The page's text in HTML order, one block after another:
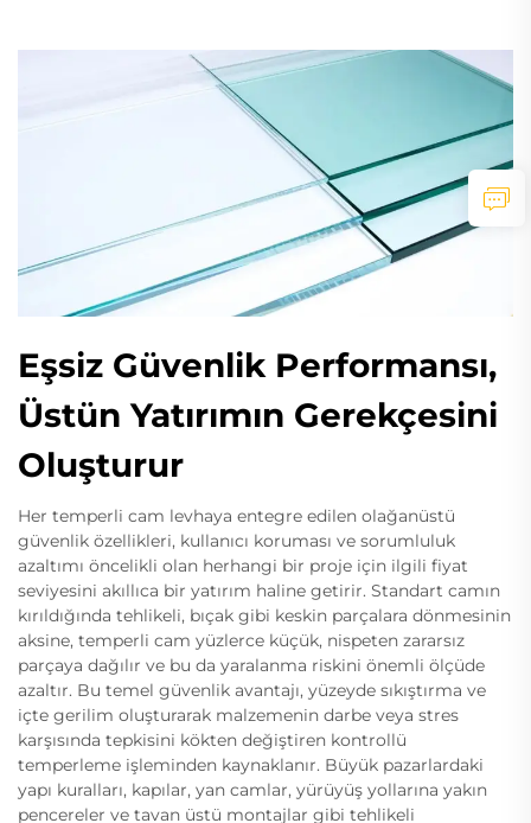
Eşsiz Güvenlik Performansı,
Üstün Yatırımın Gerekçesini
Oluşturur
Her temperli cam levhaya entegre edilen olağanüstü
güvenlik özellikleri, kullanıcı koruması ve sorumluluk
azaltımı öncelikli olan herhangi bir proje için ilgili fiyat
seviyesini akıllıca bir yatırım haline getirir. Standart camın
kırıldığında tehlikeli, bıçak gibi keskin parçalara dönmesinin
aksine, temperli cam yüzlerce küçük, nispeten zararsız
parçaya dağılır ve bu da yaralanma riskini önemli ölçüde
azaltır. Bu temel güvenlik avantajı, yüzeyde sıkıştırma ve
içte gerilim oluşturarak malzemenin darbe veya stres
karşısında tepkisini kökten değiştiren kontrollü
temperleme işleminden kaynaklanır. Büyük pazarlardaki
yapı kuralları, kapılar, yan camlar, yürüyüş yollarına yakın
pencereler ve tavan üstü montajlar gibi tehlikeli